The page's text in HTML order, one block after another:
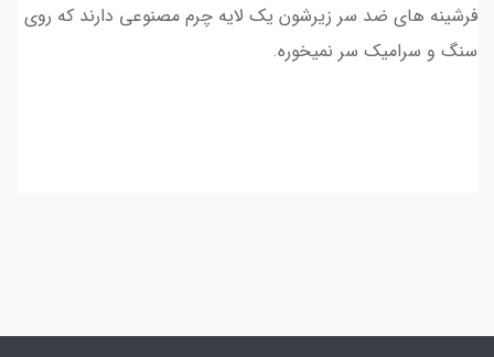
فرشینه های ضد سر زیرشون یک لایه چرم مصنوعی دارند که روی
سنگ و سرامیک سر نمیخوره.